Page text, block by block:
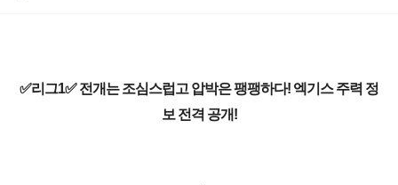
✅리그1✅ 전개는 조심스럽고 압박은 팽팽하다! 엑기스 주력 정
보 전격 공개!